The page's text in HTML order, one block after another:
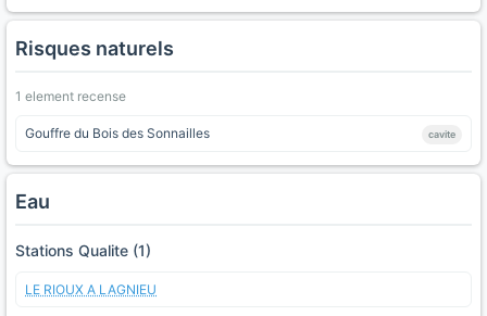
Risques naturels
1 element recense
Gouffre du Bois des Sonnailles cavite
Eau
Stations Qualite (1)
LE RIOUX A LAGNIEU